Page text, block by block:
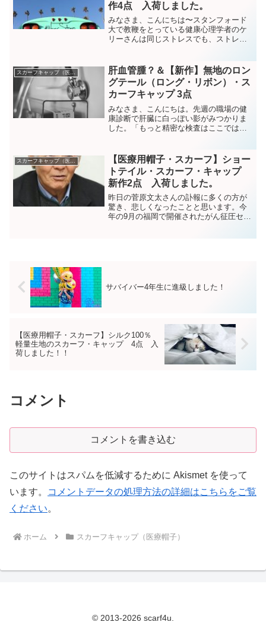
作4点 入荷しました。
みなさま、こんにちは〜スタンフォード
大で教鞭をとっている健康心理学者のケ
リーさんは同じストレスでも、ストレス
クを高めるとか。ストレスは人生の糧と
思った方が良いということ...
スカーフキャップ（医療帽子）
肝血管腫？＆【新作】無地のロン
グテール（ロング・リボン）・ス
カーフキャップ 3点
みなさま、こんにちは。先週の職場の健
康診断で肝臓に白っぽい影がみつかりま
した。「もっと精密な検査はここではで
治医に会ってきました。「画像では異型
のものではないので、お...
【医療用帽子・スカーフ】ショー
トテイル・スカーフ・キャップ
新作2点 入荷しました。
昨日の菅原文太さんの訃報に多くの方が
驚き、悲しくなったことと思います。今
年の9月の福岡で開催されたがん征圧セミ
サバイバー4年生に進級しました！
【医療用帽子・スカーフ】シルク100％
軽量生地のスカーフ・キャップ 4点 入
荷しました！！
コメント
コメントを書き込む
このサイトはスパムを低減するために Akismet を使って
います。
コメントデータの処理方法の詳細はこちらをご覧
ください。
ホーム スカーフキャップ（医療帽子）
© 2013-2026 scarf4u.